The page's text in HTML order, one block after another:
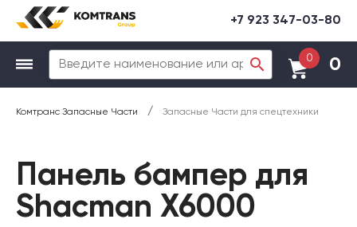
+7 923 347-03-80
0 0
Комтранс Запасные Части / Запасные Части для спецтехники
Панель бампер для
Shacman X6000